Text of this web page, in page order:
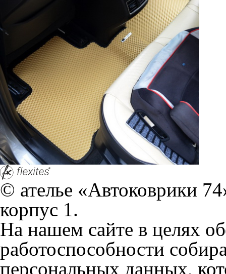
© ателье «Автоковрики
корпус 1.
На нашем сайте в целях
работоспособности
персональных данных,
браузером. Это,
и т.д. Если Вы
согласие на обработку
Положении по обработке
+7 (351) 277 91 67